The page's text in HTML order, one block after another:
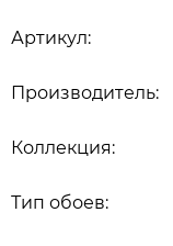
Артикул:
Производитель:
Коллекция:
Тип обоев: